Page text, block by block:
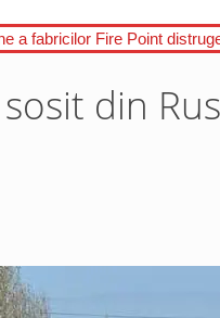
a fabricilor Fire Point
din